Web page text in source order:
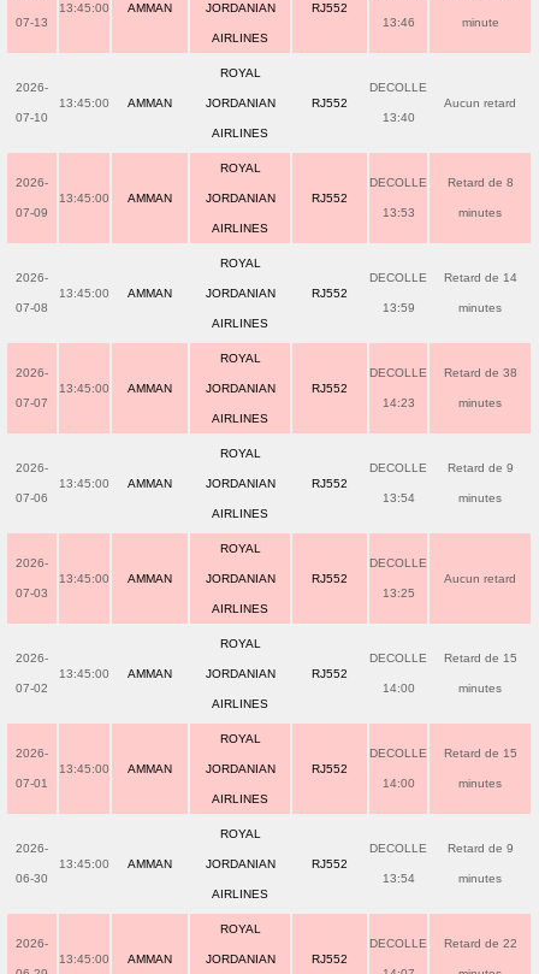
07-13
13:45:00 AMMAN JORDANIAN
AIRLINES
RJ552
13:46 minute
2026-
07-10
13:45:00 AMMAN
ROYAL
JORDANIAN
AIRLINES
RJ552
DECOLLE
13:40
Aucun retard
2026-
07-09
13:45:00 AMMAN
ROYAL
JORDANIAN
AIRLINES
RJ552
DECOLLE
13:53
Retard de 8
minutes
2026-
07-08
13:45:00 AMMAN
ROYAL
JORDANIAN
AIRLINES
RJ552
DECOLLE
13:59
Retard de 14
minutes
2026-
07-07
13:45:00 AMMAN
ROYAL
JORDANIAN
AIRLINES
RJ552
DECOLLE
14:23
Retard de 38
minutes
2026-
07-06
13:45:00 AMMAN
ROYAL
JORDANIAN
AIRLINES
RJ552
DECOLLE
13:54
Retard de 9
minutes
2026-
07-03
13:45:00 AMMAN
ROYAL
JORDANIAN
AIRLINES
RJ552
DECOLLE
13:25
Aucun retard
2026-
07-02
13:45:00 AMMAN
ROYAL
JORDANIAN
AIRLINES
RJ552
DECOLLE
14:00
Retard de 15
minutes
2026-
07-01
13:45:00 AMMAN
ROYAL
JORDANIAN
AIRLINES
RJ552
DECOLLE
14:00
Retard de 15
minutes
2026-
06-30
13:45:00 AMMAN
ROYAL
JORDANIAN
AIRLINES
RJ552
DECOLLE
13:54
Retard de 9
minutes
2026-
13:45:00 AMMAN
ROYAL
JORDANIAN RJ552
DECOLLE Retard de 22